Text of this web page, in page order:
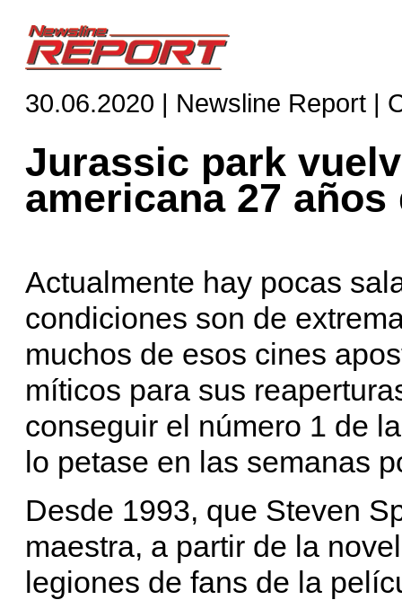
30.06.2020 | Newsline Report |
Jurassic park
americana 27 años
Actualmente hay pocas
condiciones son de
muchos de esos cines
míticos para sus
conseguir el número 1 de
lo petase en las semanas
Desde 1993, que Steven
maestra, a partir de la
legiones de fans de la